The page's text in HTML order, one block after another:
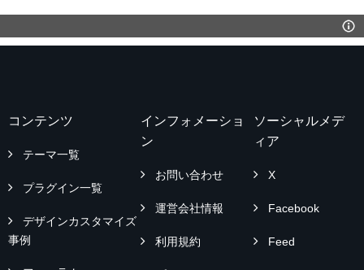
コンテンツ
テーマ一覧
プラグイン一覧
デザインカスタマイズ
事例
インフォメーショ
ン
お問い合わせ
運営会社情報
利用規約
ソーシャルメデ
ィア
X
Facebook
Feed